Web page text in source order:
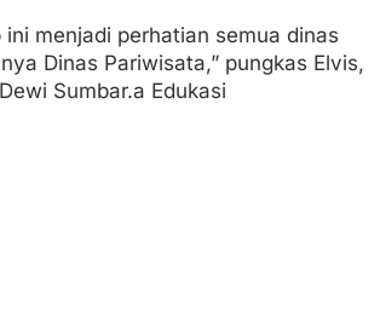
ini menjadi perhatian semua dinas
Dinas Pariwisata,” pungkas Elvis,
Sumbar.a Edukasi